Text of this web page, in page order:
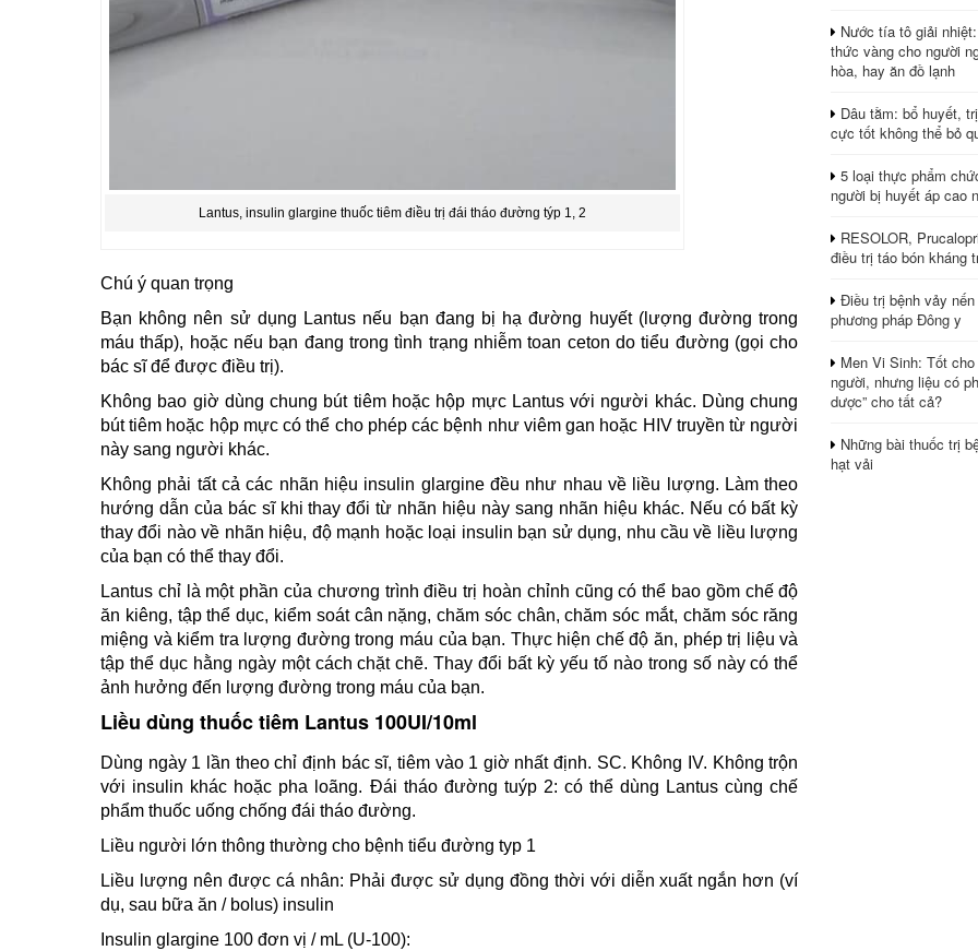
Lantus, insulin glargine thuốc tiêm điều trị đái tháo đường týp 1, 2
Chú ý quan trọng
Bạn không nên sử dụng Lantus nếu bạn đang bị hạ đường huyết (lượng đường trong
máu thấp), hoặc nếu bạn đang trong tình trạng nhiễm toan ceton do tiểu đường (gọi cho
bác sĩ để được điều trị).
Không bao giờ dùng chung bút tiêm hoặc hộp mực Lantus với người khác. Dùng chung
bút tiêm hoặc hộp mực có thể cho phép các bệnh như viêm gan hoặc HIV truyền từ người
này sang người khác.
Không phải tất cả các nhãn hiệu insulin glargine đều như nhau về liều lượng. Làm theo
hướng dẫn của bác sĩ khi thay đổi từ nhãn hiệu này sang nhãn hiệu khác. Nếu có bất kỳ
thay đổi nào về nhãn hiệu, độ mạnh hoặc loại insulin bạn sử dụng, nhu cầu về liều lượng
của bạn có thể thay đổi.
Lantus chỉ là một phần của chương trình điều trị hoàn chỉnh cũng có thể bao gồm chế độ
ăn kiêng, tập thể dục, kiểm soát cân nặng, chăm sóc chân, chăm sóc mắt, chăm sóc răng
miệng và kiểm tra lượng đường trong máu của bạn. Thực hiện chế độ ăn, phép trị liệu và
tập thể dục hằng ngày một cách chặt chẽ. Thay đổi bất kỳ yếu tố nào trong số này có thể
ảnh hưởng đến lượng đường trong máu của bạn.
Liều dùng thuốc tiêm Lantus 100UI/10ml
Dùng ngày 1 lần theo chỉ định bác sĩ, tiêm vào 1 giờ nhất định. SC. Không IV. Không trộn
với insulin khác hoặc pha loãng. Đái tháo đường tuýp 2: có thể dùng Lantus cùng chế
phẩm thuốc uống chống đái tháo đường.
Liều người lớn thông thường cho bệnh tiểu đường typ 1
Liều lượng nên được cá nhân: Phải được sử dụng đồng thời với diễn xuất ngắn hơn (ví
dụ, sau bữa ăn / bolus) insulin
Insulin glargine 100 đơn vị / mL (U-100):
Nước tía tô giải
thức vàng cho người
hòa, hay ăn đồ lạnh
Dâu tằm: bổ huyết,
cực tốt không thể bỏ
5 loại thực phẩm
người bị huyết áp cao
RESOLOR,
điều trị táo bón kháng
Điều trị bệnh vảy nến
phương pháp Đông y
Men Vi Sinh: Tốt
người, nhưng liệu có
dược” cho tất cả?
Những bài thuốc trị
hạt vải